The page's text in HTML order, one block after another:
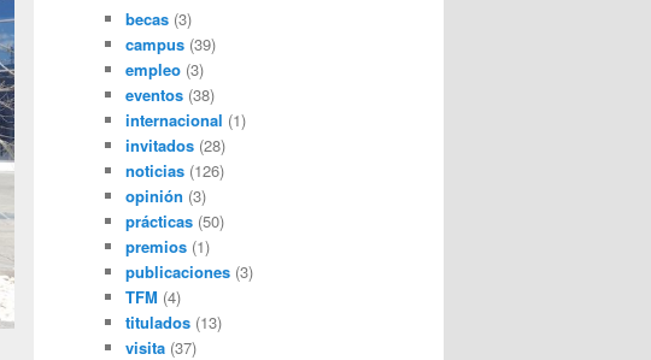
r
becas (3)
campus (39)
empleo (3)
eventos (38)
internacional (1)
invitados (28)
noticias (126)
opinión (3)
prácticas (50)
premios (1)
publicaciones (3)
TFM (4)
titulados (13)
visita (37)